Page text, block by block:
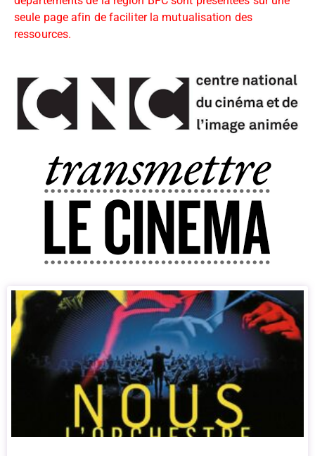
seule page afin de faciliter la mutualisation des
ressources.